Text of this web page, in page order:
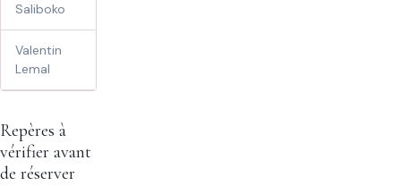
Saliboko
Valentin
Lemal
Repères à
vérifier avant
de réserver